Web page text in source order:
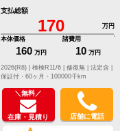
支払総額
170
万円
本体価格
160 万円
諸費用
10 万円
修復無 | 法定含 |
保証付・60ヶ月・100000千km
＼無料／
在庫・見積り 店舗に電話